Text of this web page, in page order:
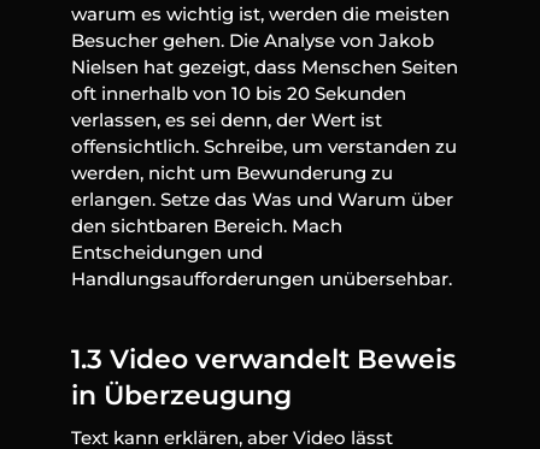
warum es wichtig ist, werden die meisten
Besucher gehen. Die Analyse von Jakob
Nielsen hat gezeigt, dass Menschen Seiten
oft innerhalb von 10 bis 20 Sekunden
verlassen, es sei denn, der Wert ist
offensichtlich. Schreibe, um verstanden zu
werden, nicht um Bewunderung zu
erlangen. Setze das Was und Warum über
den sichtbaren Bereich. Mach
Entscheidungen und
Handlungsaufforderungen unübersehbar.
1.3 Video verwandelt Beweis
in Überzeugung
Text kann erklären, aber Video lässt